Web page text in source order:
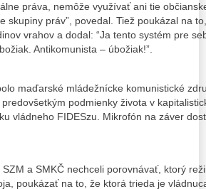
práva, nemôže využívať ani tie
skupiny práv”, povedal. Tiež poukázal na
vrahov a dodal: “Ja tento systém pre
Antikomunista – úbožiak!”.
maďarské mládežnícke komunistické
podmienky života v
vládneho FIDESzu. Mikrofón na záver
a SMKČ nechceli porovnávať, ktorý
poukázať na to, že ktorá trieda je